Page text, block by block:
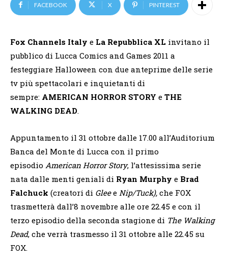
FACEBOOK X PINTEREST
Fox Channels Italy e La Repubblica XL invitano il
pubblico di Lucca Comics and Games 2011 a
festeggiare Halloween con due anteprime delle serie
tv più spettacolari e inquietanti di
sempre: AMERICAN HORROR STORY e THE
WALKING DEAD.
Appuntamento il 31 ottobre dalle 17.00 all’Auditorium
Banca del Monte di Lucca con il primo
episodio American Horror Story, l’attesissima serie
nata dalle menti geniali di Ryan Murphy e Brad
Falchuck (creatori di Gleee Nip/Tuck), che FOX
trasmetterà dall’8 novembre alle ore 22.45 e con il
terzo episodio della seconda stagione di The Walking
Dead, che verrà trasmesso il 31 ottobre alle 22.45 su
FOX.